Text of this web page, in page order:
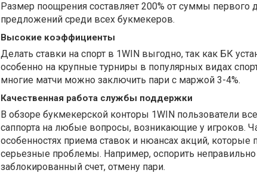
Размер поощрения составляет 200% от суммы
предложений среди всех букмекеров.
Высокие коэффициенты
Делать ставки на спорт в 1WIN выгодно, так как БК
особенно на крупные турниры в популярных видах
многие матчи можно заключить пари с маржой 3-4%.
Качественная работа службы поддержки
В обзоре букмекерской конторы 1WIN пользователи
саппорта на любые вопросы, возникающие у игроков.
особенностях приема ставок и нюансах акций,
серьезные проблемы. Например, оспорить неправильно
заблокированный счет, отмену пари.